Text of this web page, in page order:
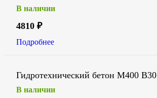
В наличии
4810 ₽
Подробнее
Гидротехнический бетон М400 В30
В наличии